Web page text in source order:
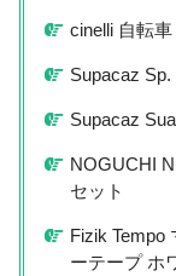
cinelli 自転
Supacaz
Supacaz
NOGUCHI
セット
Fizik Tempo
ーテープ ホ